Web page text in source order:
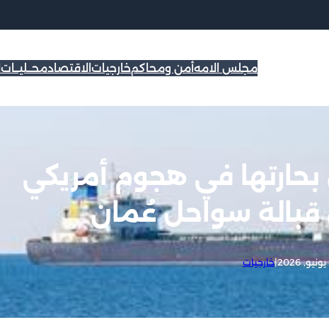
مجلس الامهأمن ومحاكمخارجيات الاقتصادمحــليــات
تعلن مقتل 3 من بحارتها في هجوم أمريكي
سواحل عُمان
|خارجيات